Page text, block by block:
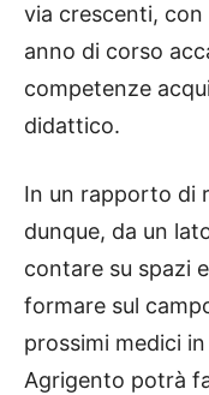
via crescenti, con
anno di corso
competenze
didattico.
In un rapporto di
dunque, da un
contare su spazi
formare sul
prossimi medici in
Agrigento potrà